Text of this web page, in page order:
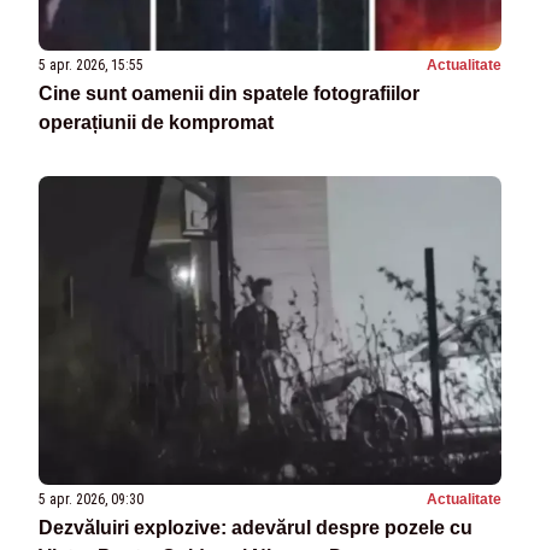
5 apr. 2026, 15:55 Actualitate
Cine sunt oamenii din spatele fotografiilor
operațiunii de kompromat
5 apr. 2026, 09:30 Actualitate
Dezvăluiri explozive: adevărul despre pozele cu